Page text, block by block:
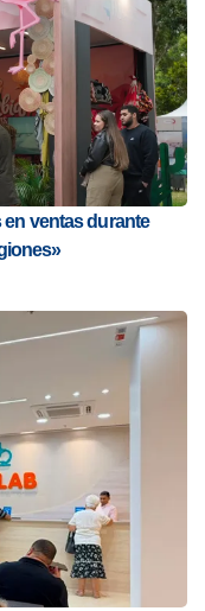
en ventas durante